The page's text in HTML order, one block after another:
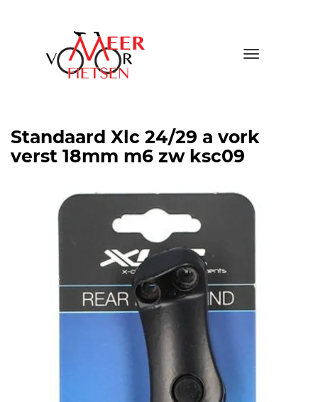
Toggle
Standaard Xlc 24/29 a vork
verst 18mm m6 zw ksc09